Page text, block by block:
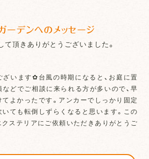
ーデンへのメッセージ
て頂きありがとうございました。
います✿台風の時期になると、お庭に置
どでご相談に来られる方が多いので、早
よかったです。アンカーでしっかり固定
ても転倒しずらくなると思います。この
ステリアにご依頼いただきありがとうご